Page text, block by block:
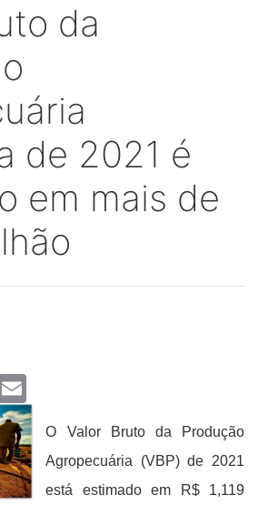
da
de 2021 é
em mais de
O Valor Bruto da Produção
Agropecuária (VBP) de 2021
está estimado em R$ 1,119